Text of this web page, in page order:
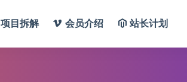
项目拆解 会员介绍 站长计划